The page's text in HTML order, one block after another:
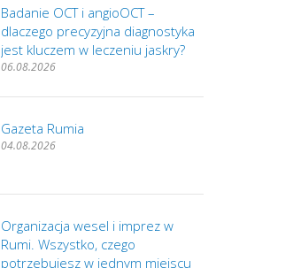
Badanie OCT i angioOCT –
dlaczego precyzyjna diagnostyka
jest kluczem w leczeniu jaskry?
06.08.2026
Gazeta Rumia
04.08.2026
Organizacja wesel i imprez w
Rumi. Wszystko, czego
potrzebujesz w jednym miejscu